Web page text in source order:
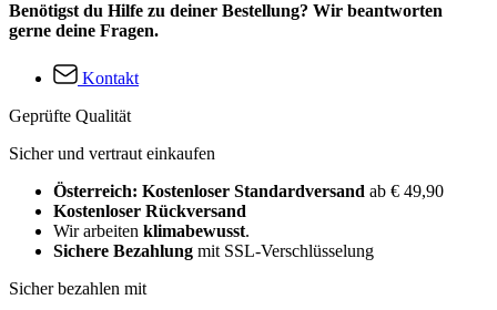
Benötigst du Hilfe zu deiner Bestellung? Wir beantworten
gerne deine Fragen.
Kontakt
Geprüfte Qualität
Sicher und vertraut einkaufen
Österreich: Kostenloser Standardversand ab € 49,90
Kostenloser Rückversand
Wir arbeiten klimabewusst.
Sichere Bezahlung mit SSL-Verschlüsselung
Sicher bezahlen mit